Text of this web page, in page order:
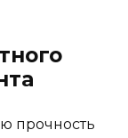
прочность